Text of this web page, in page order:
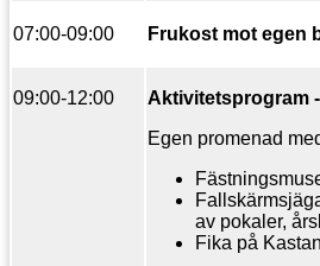
07:00-09:00 Frukost mot egen
09:00-12:00
Aktivitetsprogram
Egen promenad
av pokaler,
Fika på